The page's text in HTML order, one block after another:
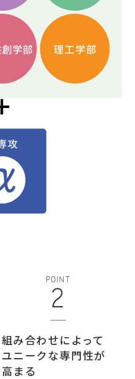
POINT
2
組み合わせによって
ユニークな専門性が
高まる